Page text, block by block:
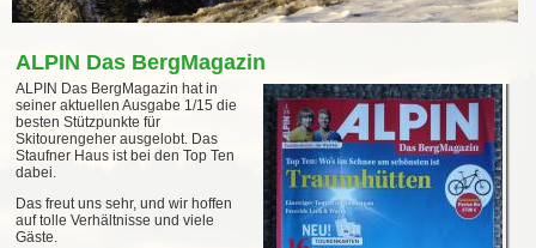
ALPIN Das BergMagazin
ALPIN Das BergMagazin hat in
seiner aktuellen Ausgabe 1/15 die
besten Stützpunkte für
Skitourengeher ausgelobt. Das
Staufner Haus ist bei den Top Ten
dabei.
Das freut uns sehr, und wir hoffen
auf tolle Verhältnisse und viele
Gäste.